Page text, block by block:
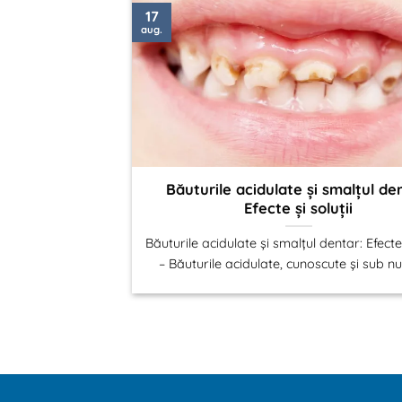
Băuturile acidulate și smalțul
Efecte și soluții
Băuturile acidulate și smalțul dentar:
– Băuturile acidulate, cunoscute și sub
17
aug.